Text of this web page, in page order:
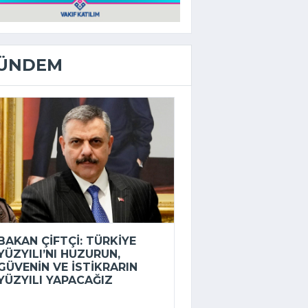
ÇIFTÇI: TÜRKIYE
HUZURUN,
VE ISTIKRARIN
YAPACAĞIZ